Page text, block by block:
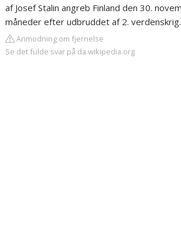
af Josef Stalin angreb Finland den 30.
måneder efter udbruddet af 2. verdenskrig.
Anmodning om fjernelse
Se det fulde svar på da.wikipedia.org